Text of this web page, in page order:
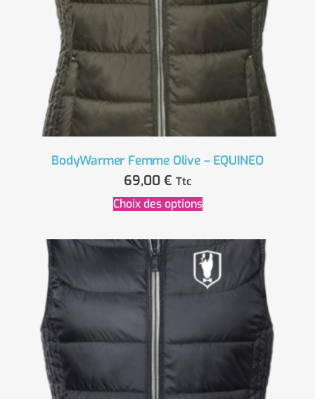
BodyWarmer Femme Olive – EQUINEO
69,00 € Ttc
Choix des options